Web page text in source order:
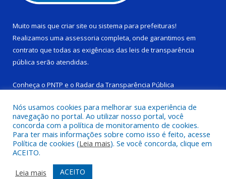
Muito mais que criar site ou sistema para prefeituras!
Realizamos uma assessoria completa, onde garantimos em
contrato que todas as exigências das leis de transparência
pública serão atendidas.
Conheça o PNTP e o Radar da Transparência Pública
Todos os direitos reservados a Câmara Municipal de Ponta de
Pedras.
Mapa do Site
Acessar Área Administrativa
Nós usamos cookies para melhorar sua experiência de
navegação no portal. Ao utilizar nosso portal, você
concorda com a política de monitoramento de cookies.
Para ter mais informações sobre como isso é feito, acesse
Política de cookies (Leia mais). Se você concorda, clique em
ACEITO.
Leia mais
ACEITO